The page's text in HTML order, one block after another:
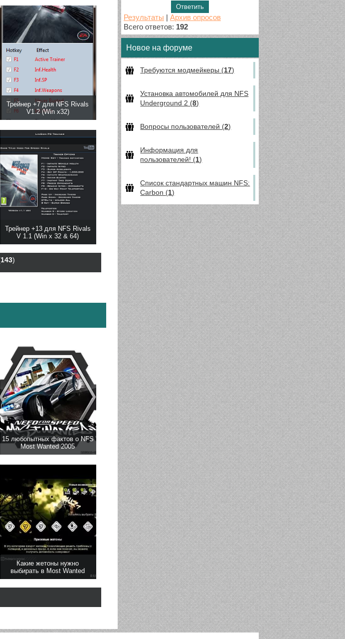
Трейнер +7 для NFS Rivals
V1.2 (Win x32)
Трейнер +13 для NFS Rivals
V 1.1 (Win x 32 & 64)
143)
15 любопытных фактов о NFS
Most Wanted 2005
Какие жетоны нужно
выбирать в Most Wanted
Результаты
Архив опросов
Всего ответов: 192
Новое на форуме
Требуются модмейкеры (17)
Установка автомобилей для NFS
Underground 2 (8)
Вопросы пользователей (2)
Информация для
пользователей! (1)
Список стандартных машин NFS:
Carbon (1)